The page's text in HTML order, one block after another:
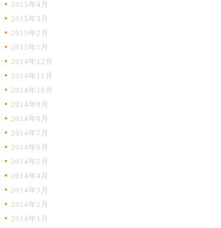
2015年4月
2015年3月
2015年2月
2015年1月
2014年12月
2014年11月
2014年10月
2014年9月
2014年8月
2014年7月
2014年6月
2014年5月
2014年4月
2014年3月
2014年2月
2014年1月